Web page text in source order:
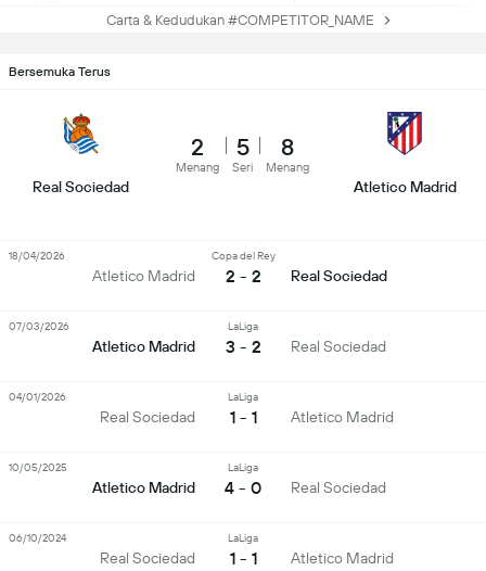
Carta & Kedudukan #COMPETITOR_NAME
Bersemuka Terus
Real Sociedad
2
Menang
5
Seri
8
Menang
Atletico Madrid
Atletico Madrid
Copa del Rey
2 - 2 Real Sociedad
18/04/2026
Atletico Madrid
LaLiga
3 - 2 Real Sociedad
07/03/2026
Real Sociedad
LaLiga
1 - 1 Atletico Madrid
04/01/2026
Atletico Madrid
LaLiga
4 - 0 Real Sociedad
10/05/2025
Real Sociedad
LaLiga
1 - 1 Atletico Madrid
06/10/2024